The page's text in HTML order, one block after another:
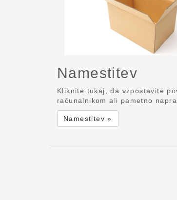
Namestitev
Kliknite tukaj, da vzpostavite
računalnikom ali pametno
Namestitev »